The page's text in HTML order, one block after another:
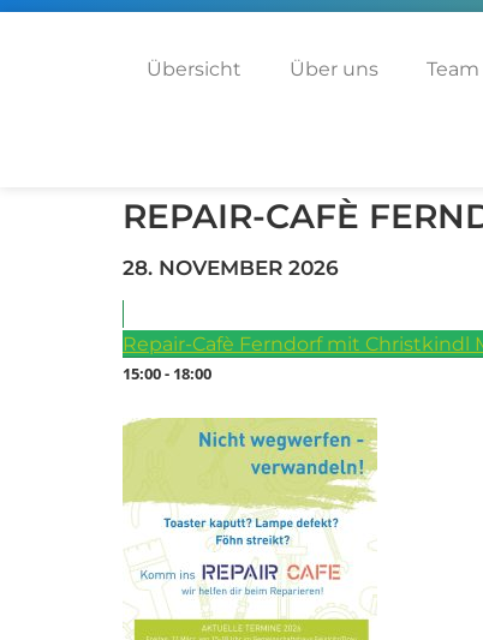
Übersicht Über uns Team
REPAIR-CAFÈ
28. NOVEMBER 2026
Repair-Cafè Ferndorf mit Christkindl
15:00 - 18:00